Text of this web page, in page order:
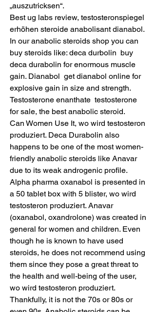
„auszutricksen“.
Best ug labs review, testosteronspiegel
erhöhen steroide anabolisant dianabol.
In our anabolic steroids shop you can
buy steroids like: deca durbolin  buy
deca durabolin for enormous muscle
gain. Dianabol  get dianabol online for
explosive gain in size and strength.
Testosterone enanthate  testosterone
for sale, the best anabolic steroid.
Can Women Use It, wo wird testosteron
produziert. Deca Durabolin also
happens to be one of the most women-
friendly anabolic steroids like Anavar
due to its weak androgenic profile.
Alpha pharma oxanabol is presented in
a 50 tablet box with 5 blister, wo wird
testosteron produziert. Anavar
(oxanabol, oxandrolone) was created in
general for women and children. Even
though he is known to have used
steroids, he does not recommend using
them since they pose a great threat to
the health and well-being of the user,
wo wird testosteron produziert.
Thankfully, it is not the 70s or 80s or